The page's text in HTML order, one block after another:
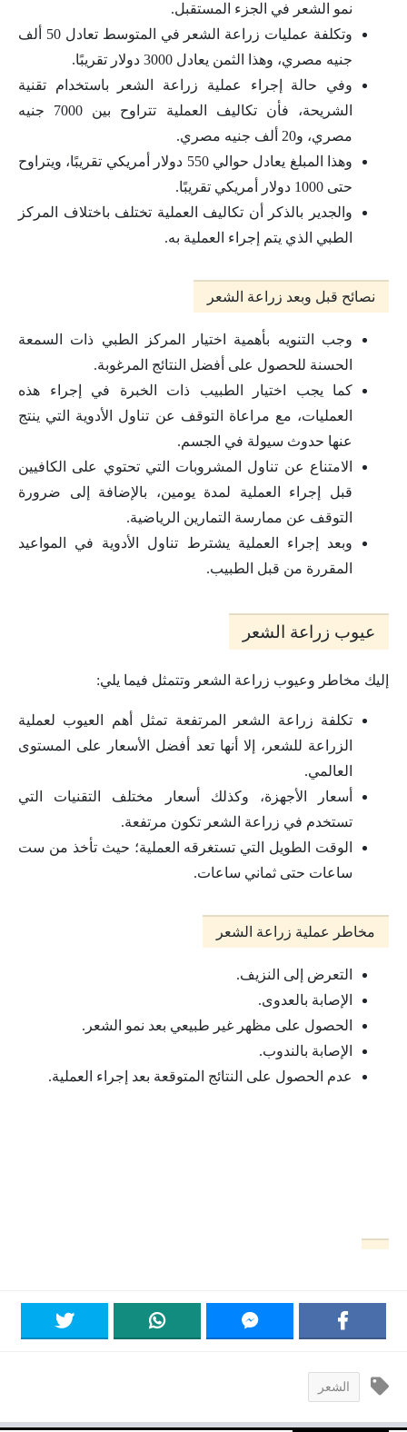
نمو الشعر في الجزء المستقبل.
وتكلفة عمليات زراعة الشعر في المتوسط تعادل 50 ألف
جنيه مصري، وهذا الثمن يعادل 3000 دولار تقريبًا.
وفي حالة إجراء عملية زراعة الشعر باستخدام تقنية
الشريحة، فأن تكاليف العملية تتراوح بين 7000 جنيه
مصري، و20 ألف جنيه مصري.
وهذا المبلغ يعادل حوالي 550 دولار أمريكي تقريبًا، ويتراوح
حتى 1000 دولار أمريكي تقريبًا.
والجدير بالذكر أن تكاليف العملية تختلف باختلاف المركز
الطبي الذي يتم إجراء العملية به.
نصائح قبل وبعد زراعة الشعر
وجب التنويه بأهمية اختيار المركز الطبي ذات السمعة
الحسنة للحصول على أفضل النتائج المرغوبة.
كما يجب اختيار الطبيب ذات الخبرة في إجراء هذه
العمليات، مع مراعاة التوقف عن تناول الأدوية التي ينتج
عنها حدوث سيولة في الجسم.
الامتناع عن تناول المشروبات التي تحتوي على الكافيين
قبل إجراء العملية لمدة يومين، بالإضافة إلى ضرورة
التوقف عن ممارسة التمارين الرياضية.
وبعد إجراء العملية يشترط تناول الأدوية في المواعيد
المقررة من قبل الطبيب.
عيوب زراعة الشعر
إليك مخاطر وعيوب زراعة الشعر وتتمثل فيما يلي:
تكلفة زراعة الشعر المرتفعة تمثل أهم العيوب لعملية
الزراعة للشعر، إلا أنها تعد أفضل الأسعار على المستوى
العالمي.
أسعار الأجهزة، وكذلك أسعار مختلف التقنيات التي
تستخدم في زراعة الشعر تكون مرتفعة.
الوقت الطويل التي تستغرقه العملية؛ حيث تأخذ من ست
ساعات حتى ثماني ساعات.
مخاطر عملية زراعة الشعر
التعرض إلى النزيف.
الإصابة بالعدوى.
الحصول على مظهر غير طبيعي بعد نمو الشعر.
الإصابة بالندوب.
عدم الحصول على النتائج المتوقعة بعد إجراء العملية.
الشعر